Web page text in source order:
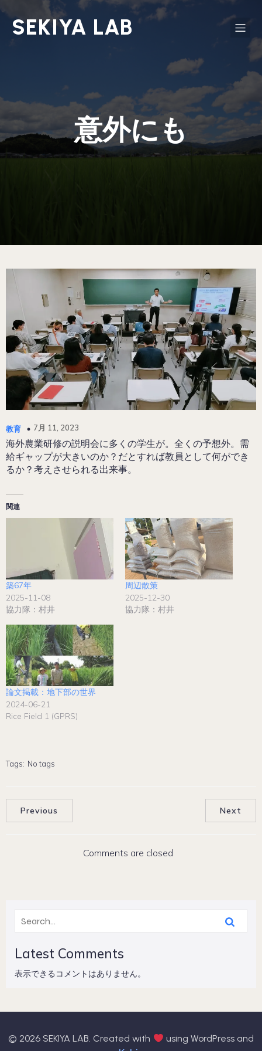
SEKIYA LAB
意外にも
教育 7月 11, 2023
海外農業研修の説明会に多くの学生が。全くの予想外。需
給ギャップが大きいのか？だとすれば教員として何ができ
るか？考えさせられる出来事。
関連
築67年
2025-11-08
協力隊：村井
周辺散策
2025-12-30
協力隊：村井
論文掲載：地下部の世界
2024-06-21
Rice Field 1 (GPRS)
Tags: No tags
Previous Next
Comments are closed
Latest Comments
表示できるコメントはありません。
© 2026 SEKIYA LAB. Created with using WordPress and